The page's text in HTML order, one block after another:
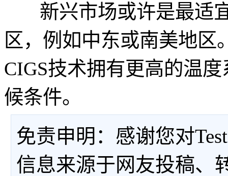
新兴市场或许是最适宜
区，例如中东或南美地
CIGS技术拥有更高的温
候条件。
免责申明：感谢您对
信息来源于网友投稿、